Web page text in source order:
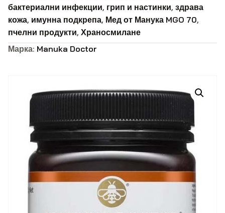
бактериални инфекции, грип и настинки, здрава
кожа, имунна подкрепа, Мед от Манука MGO 70,
пчелни продукти, Храносмилане
Марка: Manuka Doctor